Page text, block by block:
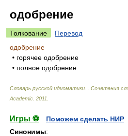
одобрение
Толкование
Перевод
одобрение
• горячее одобрение
• полное одобрение
Словарь русской идиоматики. . Сочетания
Academic 2011
Игры ⚽
Поможем сделать НИР
Синонимы: